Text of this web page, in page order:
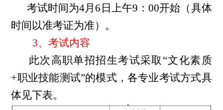
考试时间为4月 6 日上午9：00开始（具体
时间以准考证为准）。
3、考试内容
此次高职单招招生考试采取 “文化素质
+职业技能测试”的模式，各专业考试方式具
体见下表。